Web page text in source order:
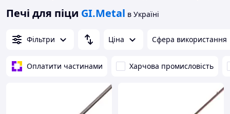
Печі для піци GI.Metal в Україні
Фільтри Ціна Сфера використання
Оплатити частинами Харчова промисловість